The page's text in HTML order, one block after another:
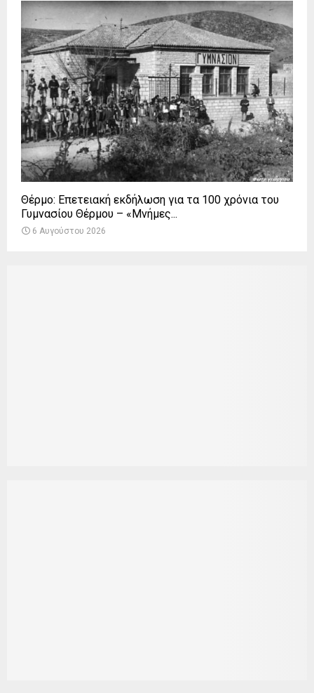
Θέρμο: Επετειακή εκδήλωση για τα 100 χρόνια του
Γυμνασίου Θέρμου – «Μνήμες...
6 Αυγούστου 2026